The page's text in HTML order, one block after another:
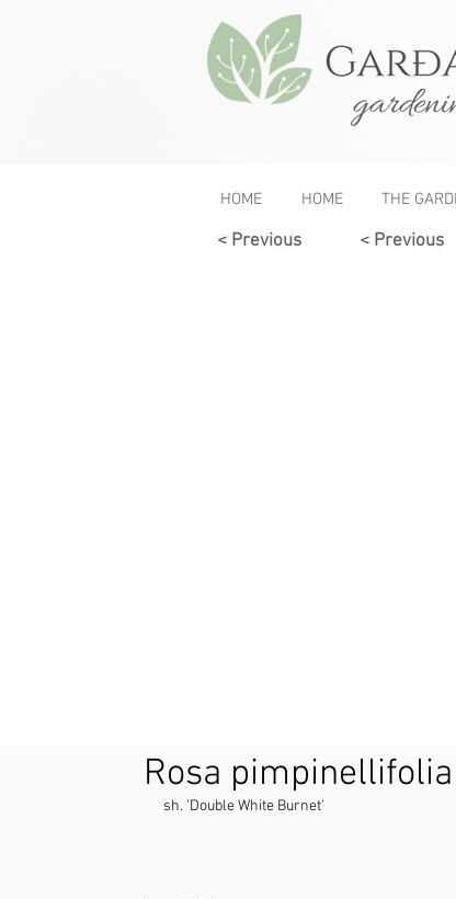
HOME HOME THE
< Previous < Previous
Rosa
sh. 'Double White Burnet'